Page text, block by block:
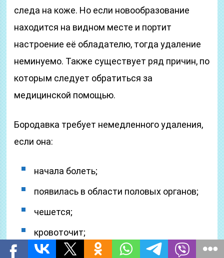
следа на коже. Но если новообразование
находится на видном месте и портит
настроение её обладателю, тогда удаление
неминуемо. Также существует ряд причин, по
которым следует обратиться за
медицинской помощью.
Бородавка требует немедленного удаления,
если она:
начала болеть;
появилась в области половых органов;
чешется;
кровоточит;
растет;